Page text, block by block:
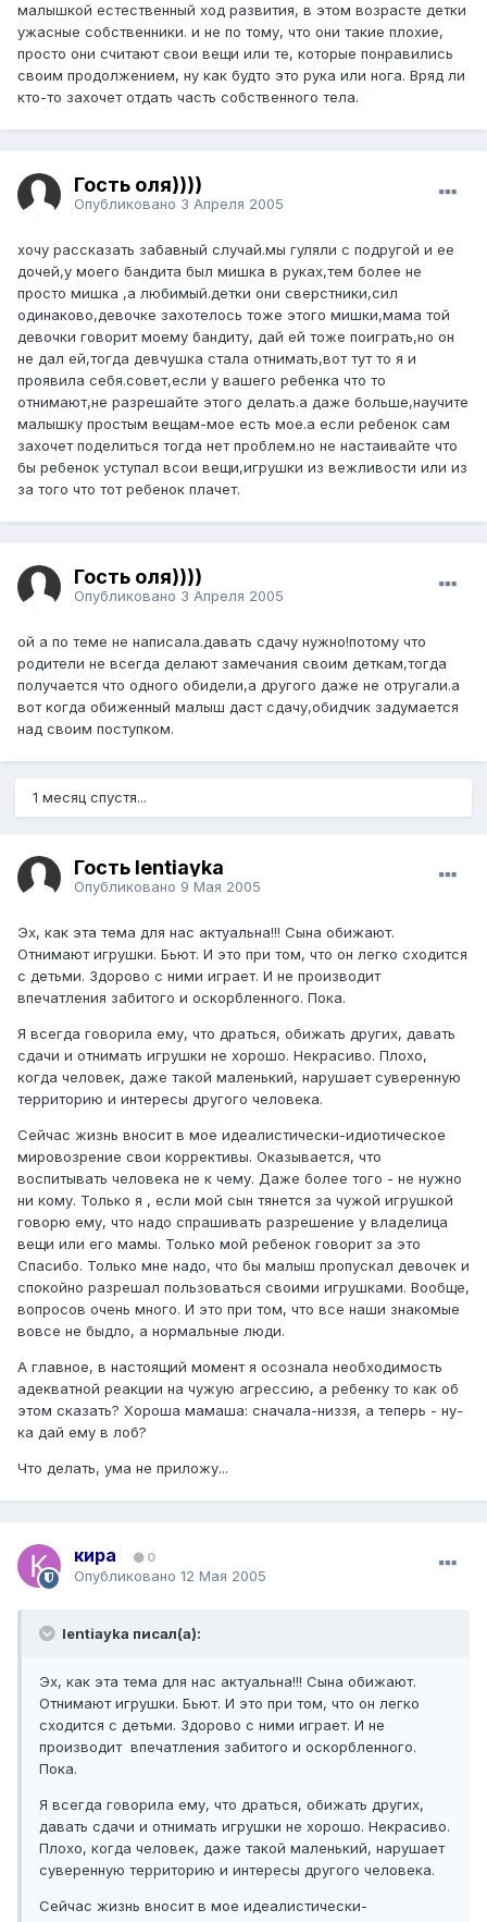
малышкой естественный ход развития, в этом возрасте детки
ужасные собственники. и не по тому, что они такие плохие,
просто они считают свои вещи или те, которые понравились
своим продолжением, ну как будто это рука или нога. Вряд ли
кто-то захочет отдать часть собственного тела.
Гость оля))))
Опубликовано 3 Апреля 2005
хочу рассказать забавный случай.мы гуляли с подругой и ее
дочей,у моего бандита был мишка в руках,тем более не
просто мишка ,а любимый.детки они сверстники,сил
одинаково,девочке захотелось тоже этого мишки,мама той
девочки говорит моему бандиту, дай ей тоже поиграть,но он
не дал ей,тогда девчушка стала отнимать,вот тут то я и
проявила себя.совет,если у вашего ребенка что то
отнимают,не разрешайте этого делать.а даже больше,научите
малышку простым вещам-мое есть мое.а если ребенок сам
захочет поделиться тогда нет проблем.но не настаивайте что
бы ребенок уступал всои вещи,игрушки из вежливости или из
за того что тот ребенок плачет.
Гость оля))))
Опубликовано 3 Апреля 2005
ой а по теме не написала.давать сдачу нужно!потому что
родители не всегда делают замечания своим деткам,тогда
получается что одного обидели,а другого даже не отругали.а
вот когда обиженный малыш даст сдачу,обидчик задумается
над своим поступком.
1 месяц спустя...
Гость lentiayka
Опубликовано 9 Мая 2005
Эх, как эта тема для нас актуальна!!! Сына обижают.
Отнимают игрушки. Бьют. И это при том, что он легко сходится
с детьми. Здорово с ними играет. И не производит
впечатления забитого и оскорбленного. Пока.
Я всегда говорила ему, что драться, обижать других, давать
сдачи и отнимать игрушки не хорошо. Некрасиво. Плохо,
когда человек, даже такой маленький, нарушает суверенную
территорию и интересы другого человека.
Сейчас жизнь вносит в мое идеалистически-идиотическое
мировозрение свои коррективы. Оказывается, что
воспитывать человека не к чему. Даже более того - не нужно
ни кому. Только я , если мой сын тянется за чужой игрушкой
говорю ему, что надо спрашивать разрешение у владелица
вещи или его мамы. Только мой ребенок говорит за это
Спасибо. Только мне надо, что бы малыш пропускал девочек и
спокойно разрешал пользоваться своими игрушками. Вообще,
вопросов очень много. И это при том, что все наши знакомые
вовсе не быдло, а нормальные люди.
А главное, в настоящий момент я осознала необходимость
адекватной реакции на чужую агрессию, а ребенку то как об
этом сказать? Хороша мамаша: сначала-низзя, а теперь - ну-
ка дай ему в лоб?
Что делать, ума не приложу...
кира 0
Опубликовано 12 Мая 2005
lentiayka писал(а):
Эх, как эта тема для нас актуальна!!! Сына обижают.
Отнимают игрушки. Бьют. И это при том, что он легко
сходится с детьми. Здорово с ними играет. И не
производит впечатления забитого и оскорбленного.
Пока.
Я всегда говорила ему, что драться, обижать других,
давать сдачи и отнимать игрушки не хорошо. Некрасиво.
Плохо, когда человек, даже такой маленький, нарушает
суверенную территорию и интересы другого человека.
Сейчас жизнь вносит в мое идеалистически-